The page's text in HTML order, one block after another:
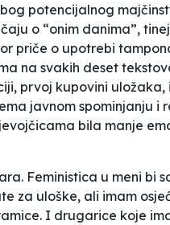
potencijalnog
o “onim danima”,
priče o upotrebi
na svakih deset
prvoj kupovini uložaka,
javnom spominjanju i
bila manje
Feministica u meni bi
za uloške, ali imam
I drugarice koje